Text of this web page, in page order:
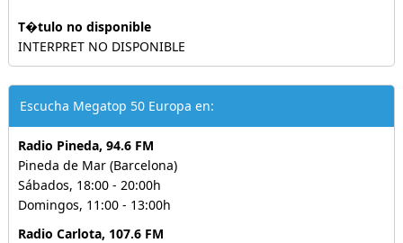
T�tulo no disponible
INTERPRET NO DISPONIBLE
Escucha Megatop 50 Europa en:
Radio Pineda, 94.6 FM
Pineda de Mar (Barcelona)
Sábados, 18:00 - 20:00h
Domingos, 11:00 - 13:00h
Radio Carlota, 107.6 FM